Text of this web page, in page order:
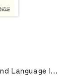
Language Int